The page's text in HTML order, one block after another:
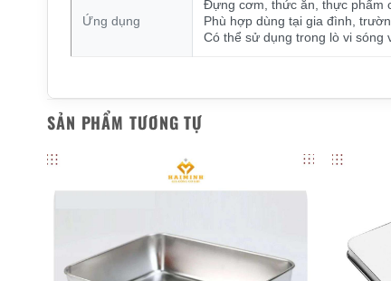
Ứng dụng
Đựng cơm, thức ăn, thực phẩm
Phù hợp dùng tại gia đình,
Có thể sử dụng trong lò vi sóng
SẢN PHẨM TƯƠNG TỰ